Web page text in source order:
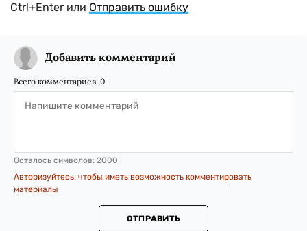
Ctrl+Enter или Отправить ошибку
Добавить комментарий
Всего комментариев: 0
Осталось символов: 2000
Авторизуйтесь, чтобы иметь возможность комментировать
материалы
ОТПРАВИТЬ